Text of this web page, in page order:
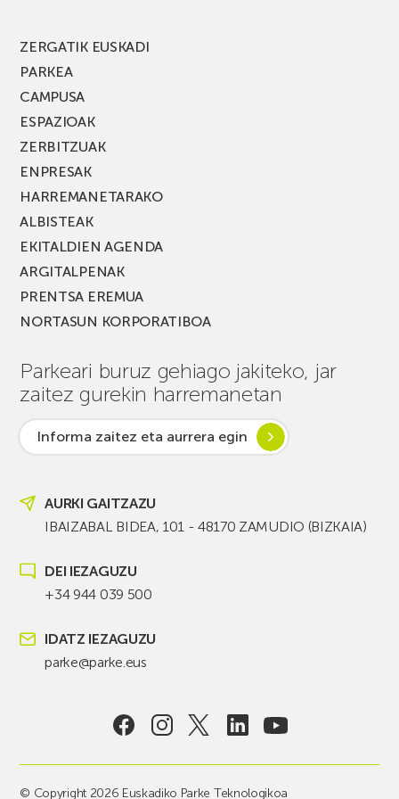
ZERGATIK EUSKADI
PARKEA
CAMPUSA
ESPAZIOAK
ZERBITZUAK
ENPRESAK
HARREMANETARAKO
ALBISTEAK
EKITALDIEN AGENDA
ARGITALPENAK
PRENTSA EREMUA
NORTASUN KORPORATIBOA
Parkeari buruz gehiago jakiteko, jar
zaitez gurekin harremanetan
Informa zaitez eta aurrera egin
AURKI GAITZAZU
IBAIZABAL BIDEA, 101 - 48170 ZAMUDIO (BIZKAIA)
DEI IEZAGUZU
+34 944 039 500
IDATZ IEZAGUZU
parke@parke.eus
© Copyright 2026 Euskadiko Parke Teknologikoa